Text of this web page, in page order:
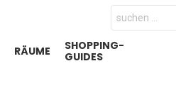
Search
for:
RÄUME
SHOPPING-
GUIDES